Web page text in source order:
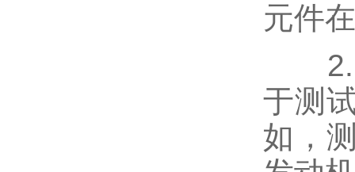
元件
2.汽
于测
如，